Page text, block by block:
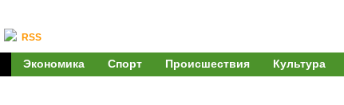
RSS
Экономика Спорт Происшествия Культура